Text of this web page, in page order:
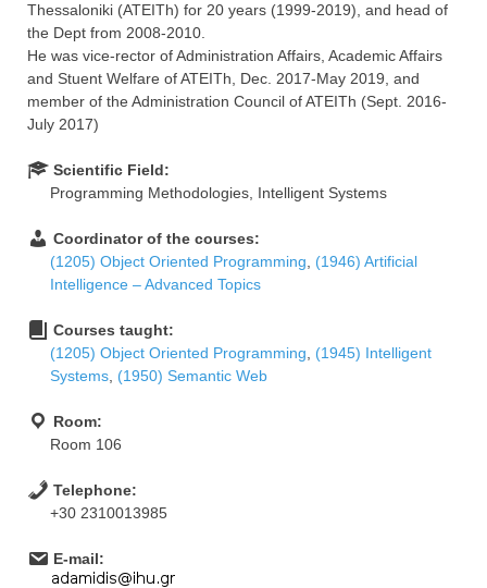
Thessaloniki (ATEITh) for 20 years (1999-2019), and head of
the Dept from 2008-2010.
He was vice-rector of Administration Affairs, Academic Affairs
and Stuent Welfare of ATEITh, Dec. 2017-May 2019, and
member of the Administration Council of ATEITh (Sept. 2016-
July 2017)
Scientific Field:
Programming Methodologies, Intelligent Systems
Coordinator of the courses:
(1205) Object Oriented Programming
(1946) Artificial
Intelligence – Advanced Topics
Courses taught:
(1205) Object Oriented Programming
(1945) Intelligent
Systems (1950) Semantic Web
Room:
Room 106
Telephone:
+30 2310013985
E-mail: